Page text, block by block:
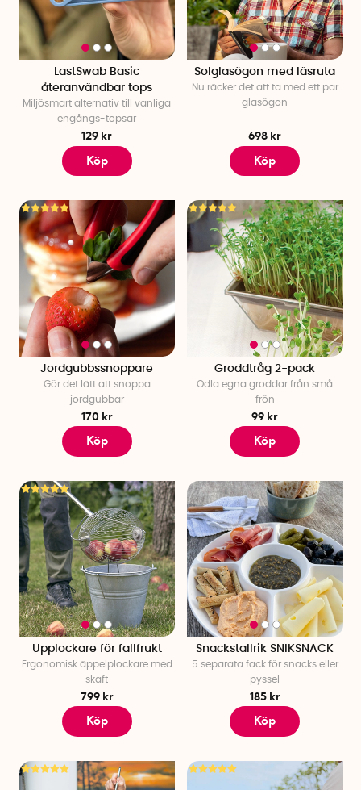
LastSwab Basic
återanvändbar tops
Miljösmart alternativ till vanliga
engångs-topsar
129 kr
Köp
Solglasögon med läsruta
Nu räcker det att ta med ett par
glasögon
698 kr
Köp
Jordgubbssnoppare
Gör det lätt att snoppa
jordgubbar
170 kr
Köp
Groddtråg 2-pack
Odla egna groddar från små
frön
99 kr
Köp
Upplockare för fallfrukt
Ergonomisk äppelplockare med
skaft
799 kr
Köp
Snackstallrik SNIKSNACK
5 separata fack för snacks eller
pyssel
185 kr
Köp